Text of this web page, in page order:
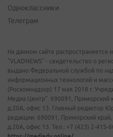
Одноклассники
Телеграм
На данном сайте распространяется
"VLADNEWS" - свидетельство о
выдано Федеральной службой по
информационных технологий и
(Роскомнадзор) 17 мая 2018 г.
Медиа Центр". 690091, Приморский
д.20А, офис 13. Главный редактор
редакции: 690091, Приморский край,
д.20А, офис 13. Тел.: +7 (423) 2-415-